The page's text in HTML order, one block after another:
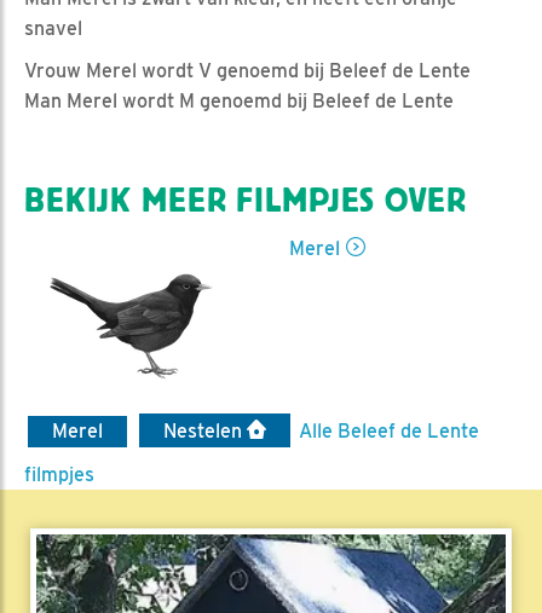
snavel
Vrouw Merel wordt V genoemd bij Beleef de Lente
Man Merel wordt M genoemd bij Beleef de Lente
BEKIJK MEER FILMPJES OVER
Merel
Merel Nestelen
Alle Beleef de Lente
filmpjes